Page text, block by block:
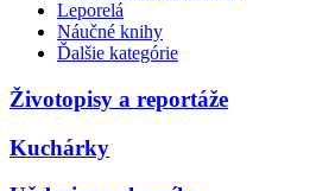
Leporelá
Náučné knihy
Ďalšie kategórie
Životopisy a reportáže
Kuchárky